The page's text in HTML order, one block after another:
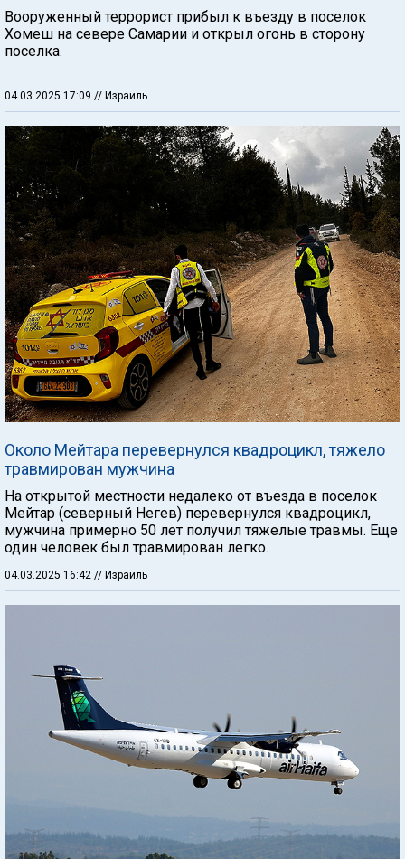
Вооруженный террорист прибыл к въезду в поселок
Хомеш на севере Самарии и открыл огонь в сторону
поселка.
04.03.2025 17:09 // Израиль
Около Мейтара перевернулся квадроцикл, тяжело
травмирован мужчина
На открытой местности недалеко от въезда в поселок
Мейтар (северный Негев) перевернулся квадроцикл,
мужчина примерно 50 лет получил тяжелые травмы. Еще
один человек был травмирован легко.
04.03.2025 16:42 // Израиль